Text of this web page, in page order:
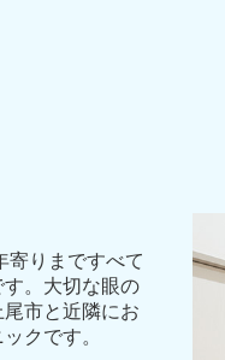
寄りまですべて
。大切な眼の
市と近隣にお
クです。